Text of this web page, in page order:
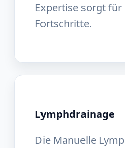
Expertise sorgt
Fortschritte.
Lymphdrainage
Die Manuelle